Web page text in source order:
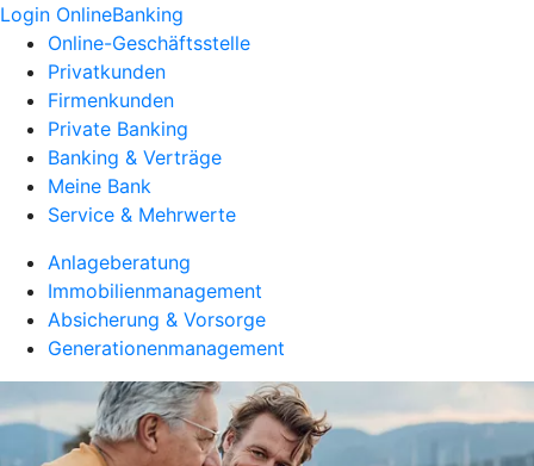
Login OnlineBanking
Online-Geschäftsstelle
Privatkunden
Firmenkunden
Private Banking
Banking & Verträge
Meine Bank
Service & Mehrwerte
Anlageberatung
Immobilienmanagement
Absicherung & Vorsorge
Generationenmanagement